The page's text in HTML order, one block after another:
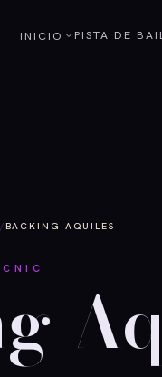
INICIO PISTA DE
/BACKING AQUILES